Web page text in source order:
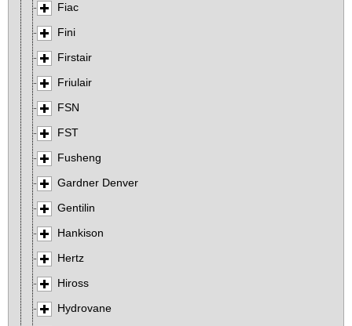
Fiac
Fini
Firstair
Friulair
FSN
FST
Fusheng
Gardner Denver
Gentilin
Hankison
Hertz
Hiross
Hydrovane